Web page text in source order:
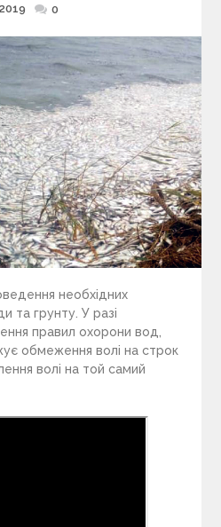
Posted
0
необхідних
та грунту. У разі
правил охорони вод,
обмеження волі на строк
волі на той самий